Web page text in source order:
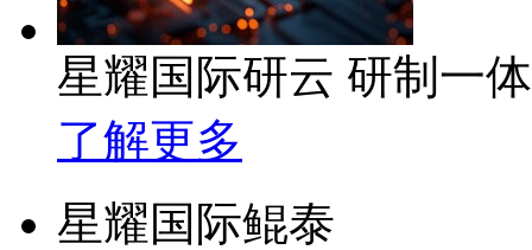
星耀国际研云 研制一
了解更多
星耀国际鲲泰